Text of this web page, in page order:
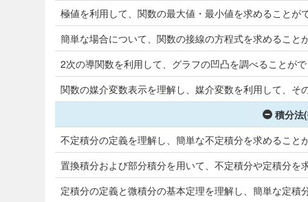
極値を利用して、関数の最大値・最小値を求めることが
簡単な場合について、関数の接線の方程式を求めること
2次の導関数を利用して、グラフの凹凸を調べることが
関数の媒介変数表示を理解し、媒介変数を利用して、そ
積分法
不定積分の定義を理解し、簡単な不定積分を求めること
置換積分および部分積分を用いて、不定積分や定積分を
定積分の定義と微積分の基本定理を理解し、簡単な定積